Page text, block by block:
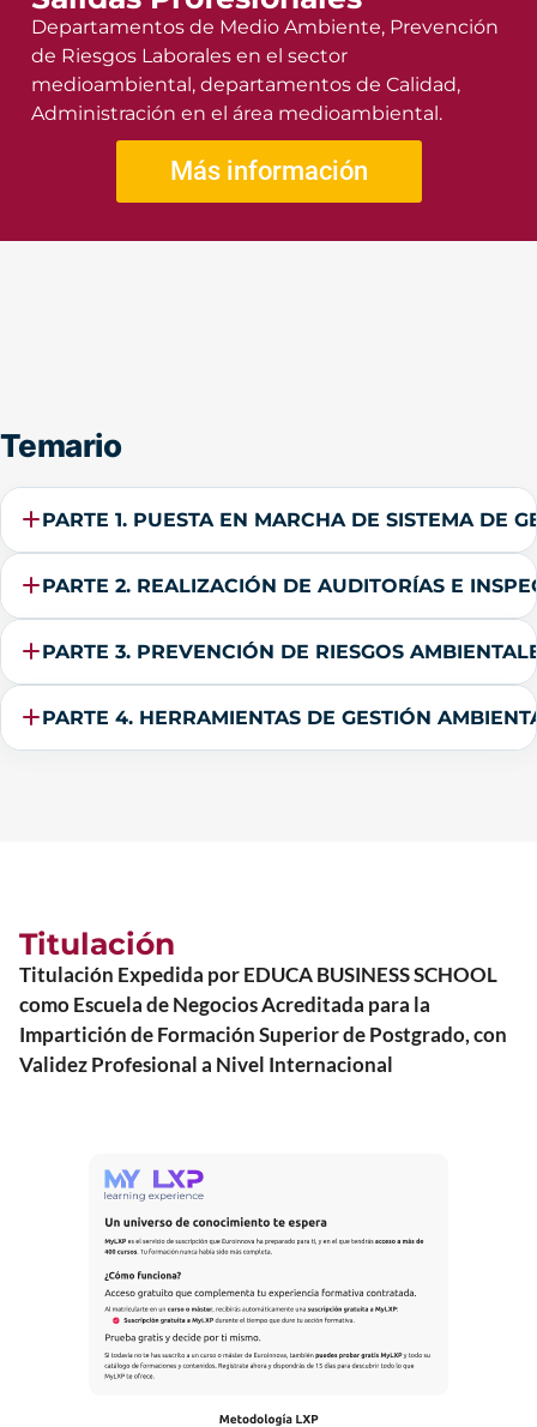
Departamentos de Medio Ambiente, Prevención
de Riesgos Laborales en el sector
medioambiental, departamentos de Calidad,
Administración en el área medioambiental.
Más información
Temario
PARTE 1. PUESTA EN MARCHA DE SISTEMA DE
PARTE 2. REALIZACIÓN DE AUDITORÍAS E
PARTE 3. PREVENCIÓN DE RIESGOS
PARTE 4. HERRAMIENTAS DE GESTIÓN
Titulación
Titulación Expedida por EDUCA BUSINESS SCHOOL
como Escuela de Negocios Acreditada para la
Impartición de Formación Superior de Postgrado, con
Validez Profesional a Nivel Internacional